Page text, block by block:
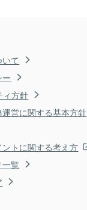
て
ィ方針
営に関する基本方針
トに関する考え方
覧